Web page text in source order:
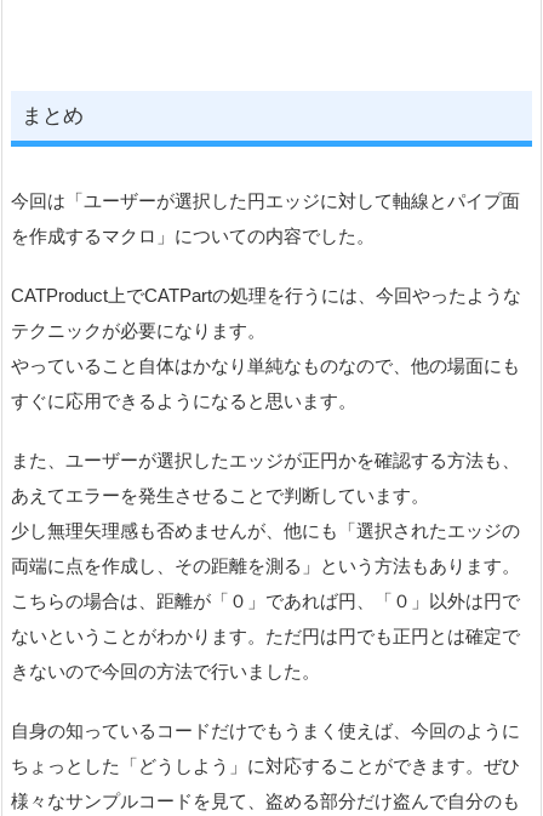
まとめ
今回は「ユーザーが選択した円エッジに対して軸線とパイプ面
を作成するマクロ」についての内容でした。
CATProduct上でCATPartの処理を行うには、今回やったような
テクニックが必要になります。
やっていること自体はかなり単純なものなので、他の場面にも
すぐに応用できるようになると思います。
また、ユーザーが選択したエッジが正円かを確認する方法も、
あえてエラーを発生させることで判断しています。
少し無理矢理感も否めませんが、他にも「選択されたエッジの
両端に点を作成し、その距離を測る」という方法もあります。
こちらの場合は、距離が「０」であれば円、「０」以外は円で
ないということがわかります。ただ円は円でも正円とは確定で
きないので今回の方法で行いました。
自身の知っているコードだけでもうまく使えば、今回のように
ちょっとした「どうしよう」に対応することができます。ぜひ
様々なサンプルコードを見て、盗める部分だけ盗んで自分のも